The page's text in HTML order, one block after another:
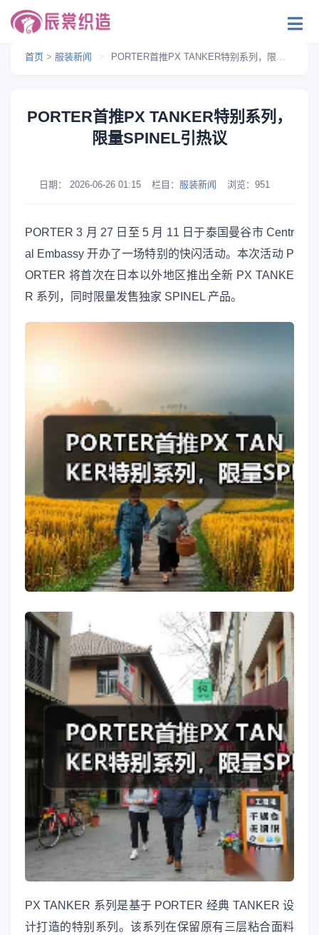
首页 > 服装新闻 > PORTER首推PX TANKER特别系列，限量SPINEL引热议
PORTER首推PX TANKER特别系列，
限量SPINEL引热议
日期： 2026-06-26 01:15 栏目： 服装新闻 浏览： 951
PORTER 3 月 27 日至 5 月 11 日于泰国曼谷市 Centr
al Embassy 开办了一场特别的快闪活动。本次活动 P
ORTER 将首次在日本以外地区推出全新 PX TANKE
R 系列，同时限量发售独家 SPINEL 产品。
PX TANKER 系列是基于 PORTER 经典 TANKER 设
计打造的特别系列。该系列在保留原有三层粘合面料